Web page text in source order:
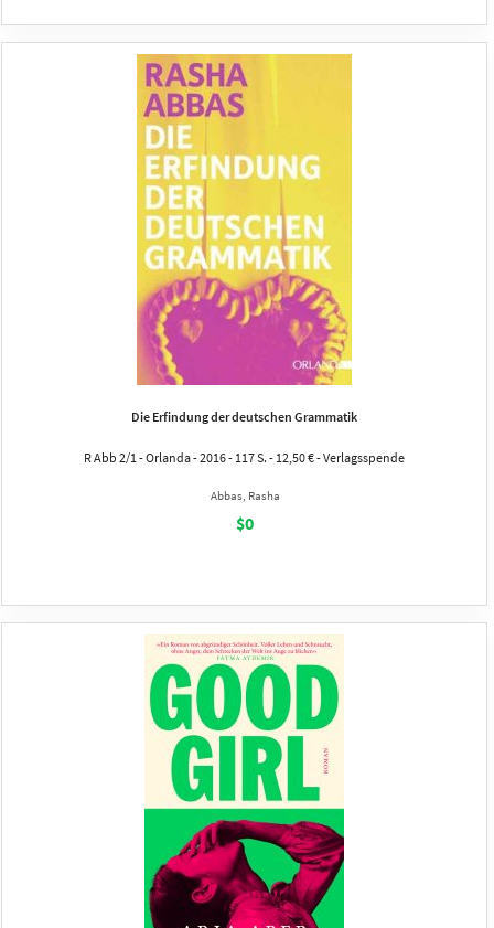
Die Erfindung der deutschen Grammatik
R Abb 2/1 - Orlanda - 2016 - 117 S. - 12,50 € - Verlagsspende
Abbas, Rasha
$0